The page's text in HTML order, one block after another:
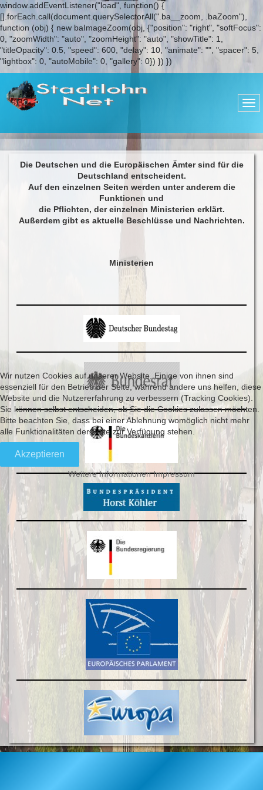
window.addEventListener("load", function() {
[].forEach.call(document.querySelectorAll(".ba__zoom, .baZoom"),
function (obj) { new baImageZoom(obj, {"position": "right", "softFocus":
0, "zoomWidth": "auto", "zoomHeight": "auto", "showTitle": 1,
"titleOpacity": 0.5, "speed": 600, "delay": 10, "animate": "", "spacer": 5,
"lightbox": 0, "autoMobile": 0, "gallery": 0}) }) })
Die Deutschen und die Europäischen Ämter sind für die
Deutschland entscheident.
Auf den einzelnen Seiten werden unter anderem die
Funktionen und
die Pflichten, der einzelnen Ministerien erklärt.
Außerdem gibt es aktuelle Beschlüsse und Nachrichten.
Ministerien
Wir nutzen Cookies auf unserer Website. Einige von ihnen sind
essenziell für den Betrieb der Seite, während andere uns helfen, diese
Website und die Nutzererfahrung zu verbessern (Tracking Cookies).
Sie können selbst entscheiden, ob Sie die Cookies zulassen möchten.
Bitte beachten Sie, dass bei einer Ablehnung womöglich nicht mehr
alle Funktionalitäten der Seite zur Verfügung stehen.
Akzeptieren
Weitere Informationen Impressum